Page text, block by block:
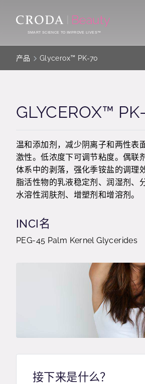
CONTENTSMART SCIENCE TO IMPROVE LIVES™
产品 Glycerox™ PK-70
GLYCEROX™
温和添加剂，减少阴离子和两性表
激性。低浓度下可调节粘度。偶联
体系中的剥落，强化季铵盐的调理
脂活性物的乳液稳定剂、润湿剂、
水溶性润肤剂、增塑剂和增溶剂。
INCI名
PEG-45 Palm Kernel Glycerides
接下来是什么？